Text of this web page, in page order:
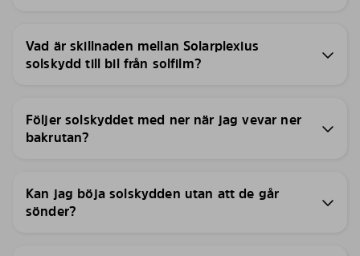
Vad är skillnaden mellan Solarplexius
solskydd till bil från solfilm?
Följer solskyddet med ner när jag vevar ner
bakrutan?
Kan jag böja solskydden utan att de går
sönder?